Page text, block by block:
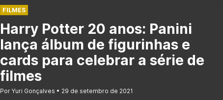
FILMES
Harry Potter 20 anos: Panini
lança álbum de figurinhas e
cards para celebrar a série de
filmes
Por Yuri Gonçalves 29 de setembro de 2021